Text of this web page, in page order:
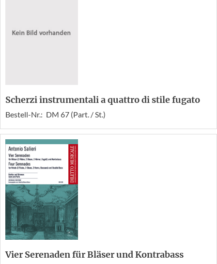
Scherzi instrumentali a quattro di stile fugato
Bestell-Nr.: DM 67 (Part. / St.)
Vier Serenaden für Bläser und Kontrabass